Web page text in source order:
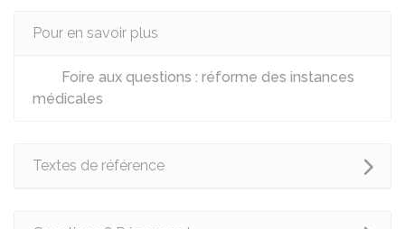
Pour en savoir plus
Foire aux questions : réforme des instances
médicales
Textes de référence